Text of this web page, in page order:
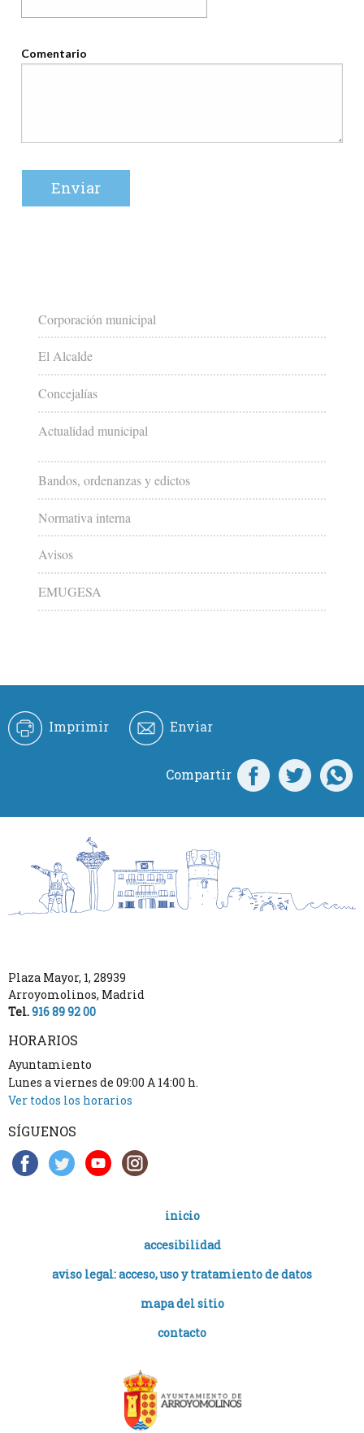
Comentario
Corporación municipal
El Alcalde
Concejalías
Actualidad municipal
Bandos, ordenanzas y edictos
Normativa interna
Avisos
EMUGESA
Imprimir Enviar
Compartir
Plaza Mayor, 1, 28939
Arroyomolinos, Madrid
Tel.916 89 92 00
HORARIOS
Ayuntamiento
Lunes a viernes de 09:00 A 14:00 h.
Ver todos los horarios
SÍGUENOS
inicio
accesibilidad
aviso legal: acceso, uso y tratamiento de datos
mapa del sitio
contacto